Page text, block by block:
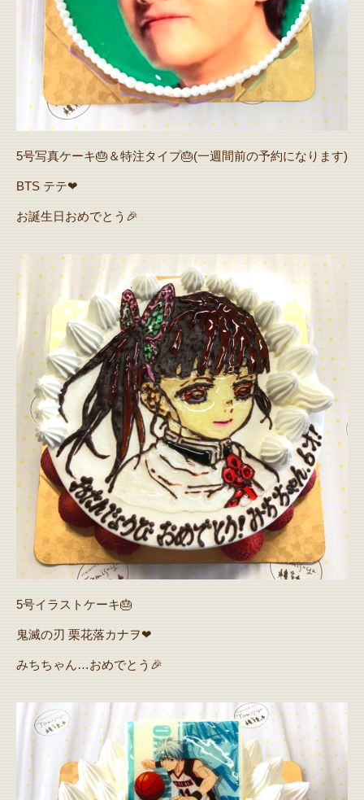
5号写真ケーキ🎂＆特注タイプ🎂(一週間前の予約になります)
BTS テテ❤
お誕生日おめでとう🎉
5号イラストケーキ🎂
鬼滅の刃 栗花落カナヲ❤
みちちゃん…おめでとう🎉